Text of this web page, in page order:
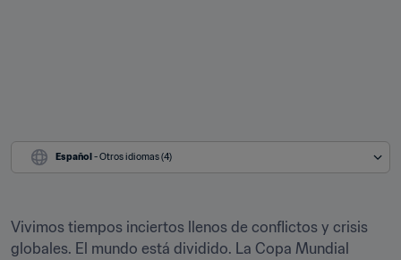
Español - Otros idiomas (4)
Vivimos tiempos inciertos llenos de conflictos y crisis
globales. El mundo está dividido. La Copa Mundial